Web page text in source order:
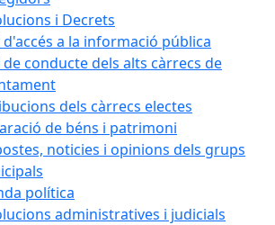
i Decrets
a la informació pública
de conducte dels alts càrrecs de
dels càrrecs electes
de béns i patrimoni
noticies i opinions dels grups
política
administratives i judicials